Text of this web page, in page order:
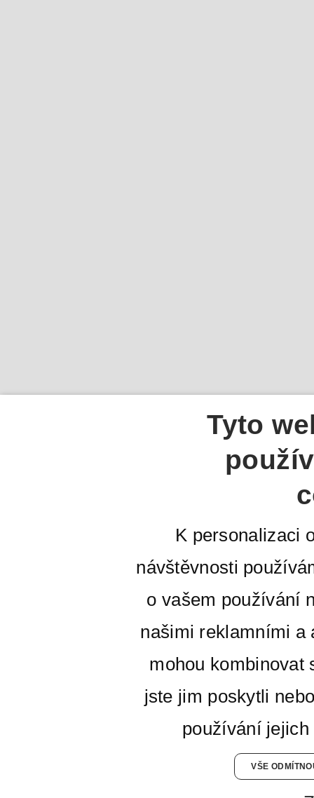
Tyto
K personalizaci
návštěvnosti
o vašem používání
našimi reklamními a
mohou kombinovat
jste jim poskytli
používání
VŠE